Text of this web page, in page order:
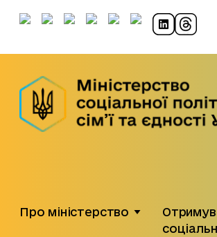
Про міністерство